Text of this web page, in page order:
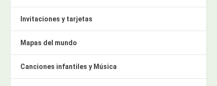
Invitaciones y tarjetas
Mapas del mundo
Canciones infantiles y Música